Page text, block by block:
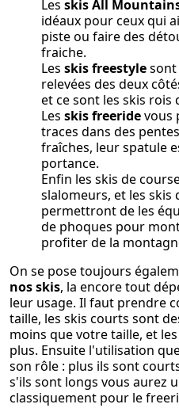
Les skis All
idéaux pour ceux qui
piste ou faire des
fraiche.
Les skis freestylesont
relevées des deux
et ce sont les skis rois
Les skis freeridevous
traces dans des
fraîches, leur spatule
portance.
Enfin les skis de
slalomeurs, et les skis
permettront de les
de phoques pour
profiter de la
On se pose toujours
nos skis, la encore tout
leur usage. Il faut prendre
taille, les skis courts sont
moins que votre taille, et
plus. Ensuite l'utilisation
son rôle : plus ils sont
s'ils sont longs vous aurez
classiquement pour le